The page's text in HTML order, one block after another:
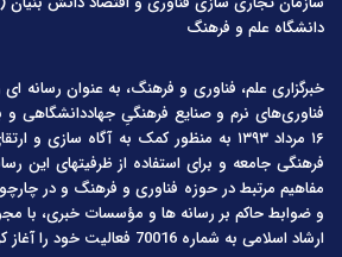
دانشگاه علم و فرهنگ
خبرگزاری علم، فناوری و فرهنگ، به عنوان رسانه
فناوری‌های نرم و صنایع فرهنگیِ جهاددانشگاهی و
۱۶ مرداد ۱۳۹۳ به منظور کمک به آگاه سازی
فرهنگی جامعه و برای استفاده از ظرفیتهای این
مفاهیم مرتبط در حوزه فناوری و فرهنگ و در
و ضوابط حاکم بر رسانه ها و مؤسسات خبری، با
ارشاد اسلامی به شماره 70016 فعالیت خود را آغاز کرده است.